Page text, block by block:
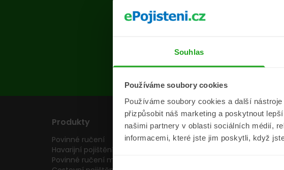
Souhlas
Používáme soubory cookies
Používáme soubory cookies a další
přizpůsobit náš marketing a poskytnout
našimi partnery v oblasti sociálních médií,
informacemi, které jste jim poskytli, když
Na
Produkty
Povinné ručení
Havarijní pojištění
Povinné ručení motocyklu
Pojišťovny
Pojišťovny